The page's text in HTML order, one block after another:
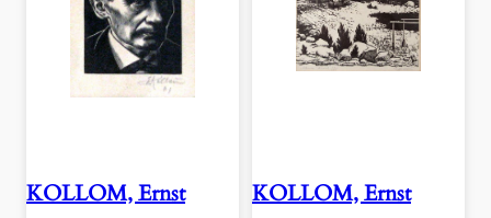
KOLLOM, Ernst KOLLOM, Ernst